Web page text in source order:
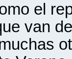
el
van